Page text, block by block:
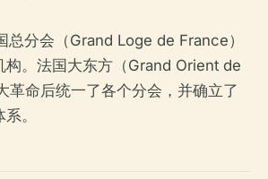
总分会（Grand Loge de France）
构。法国大东方（Grand Orient de
革命后统一了各个分会，并确立了
。